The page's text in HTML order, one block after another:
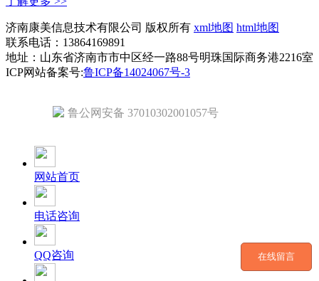
济南康美信息技术有限公司 版权所有 xml地图 html地图
联系电话：13864169891
地址：山东省济南市市中区经一路88号明珠国际商务港2216室
ICP网站备案号:鲁ICP备14024067号-3
鲁公网安备 37010302001057号
网站首页
电话咨询
QQ咨询 在线留言